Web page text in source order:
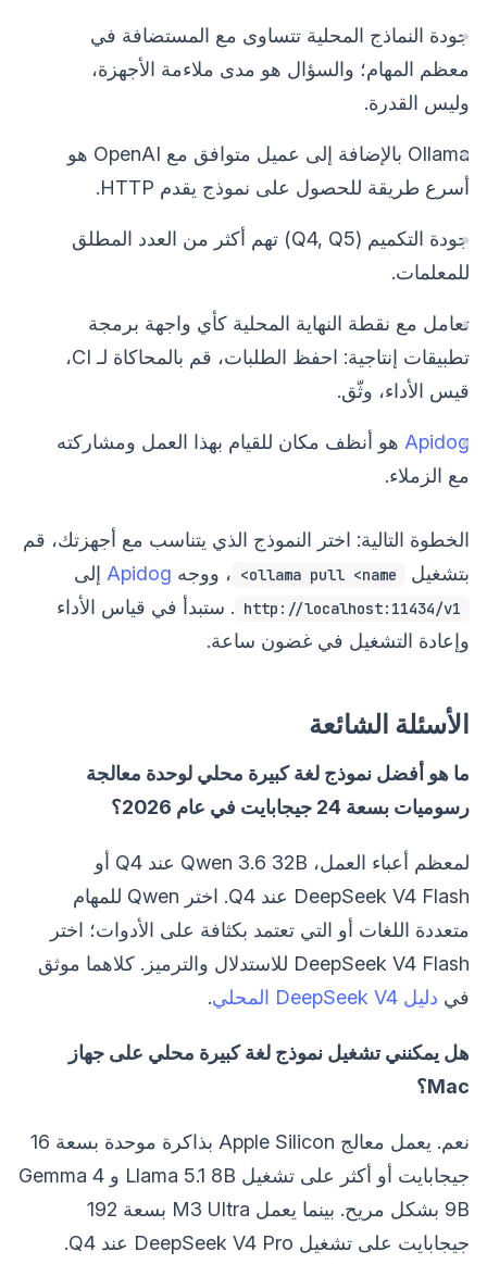
جودة النماذج المحلية تتساوى مع المستضافة في
معظم المهام؛ والسؤال هو مدى ملاءمة الأجهزة،
وليس القدرة.
Ollama بالإضافة إلى عميل متوافق مع OpenAI هو
أسرع طريقة للحصول على نموذج يقدم HTTP.
جودة التكميم (Q4, Q5) تهم أكثر من العدد المطلق
للمعلمات.
تعامل مع نقطة النهاية المحلية كأي واجهة برمجة
تطبيقات إنتاجية: احفظ الطلبات، قم بالمحاكاة لـ CI،
قيس الأداء، وثّق.
Apidog هو أنظف مكان للقيام بهذا العمل ومشاركته
مع الزملاء.
الخطوة التالية: اختر النموذج الذي يتناسب مع أجهزتك، قم
بتشغيل
ollama pull <name> ، ووجه Apidog إلى
http://localhost:11434/v1 . ستبدأ في قياس الأداء
وإعادة التشغيل في غضون ساعة.
الأسئلة الشائعة
ما هو أفضل نموذج لغة كبيرة محلي لوحدة معالجة
رسوميات بسعة 24 جيجابايت في عام 2026؟
لمعظم أعباء العمل، Qwen 3.6 32B عند Q4 أو
DeepSeek V4 Flash عند Q4. اختر Qwen للمهام
متعددة اللغات أو التي تعتمد بكثافة على الأدوات؛ اختر
DeepSeek V4 Flash للاستدلال والترميز. كلاهما موثق
في دليل DeepSeek V4 المحلي .
هل يمكنني تشغيل نموذج لغة كبيرة محلي على جهاز
Mac؟
نعم. يعمل معالج Apple Silicon بذاكرة موحدة بسعة 16
جيجابايت أو أكثر على تشغيل Llama 5.1 8B و Gemma 4
9B بشكل مريح. بينما يعمل M3 Ultra بسعة 192
جيجابايت على تشغيل DeepSeek V4 Pro عند Q4.